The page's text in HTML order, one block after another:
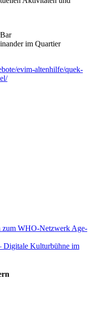
im Quartier
evim-altenhilfe/quek-
zum WHO-Netzwerk Age-
Digitale Kulturbühne im